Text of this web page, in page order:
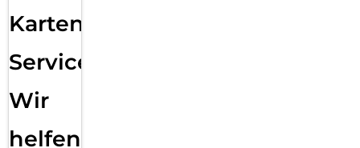
Karten
Service:
Wir
helfen